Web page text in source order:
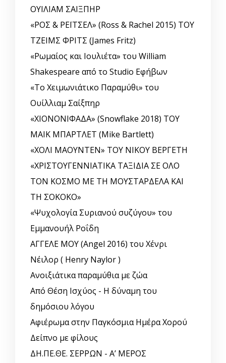
ΟΥΙΛΙΑΜ ΣΑΙΞΠΗΡ
«ΡΟΣ & ΡΕΪΤΣΕΛ» (Ross & Rachel 2015) ΤΟΥ
ΤΖΕΙΜΣ ΦΡΙΤΣ (James Fritz)
«Ρωμαίος και Ιουλιέτα» του William
Shakespeare από το Studio Εφήβων
«Το Χειμωνιάτικο Παραμύθι» του
Ουίλλιαμ Σαίξπηρ
«ΧΙΟΝΟΝΙΦΑΔΑ» (Snowflake 2018) ΤΟΥ
ΜΑΙΚ ΜΠΑΡΤΛΕΤ (Mike Bartlett)
«ΧΟΛΙ ΜΑΟΥΝΤΕΝ» ΤΟΥ ΝΙΚΟΥ ΒΕΡΓΕΤΗ
«ΧΡΙΣΤΟΥΓΕΝΝΙΑΤΙΚΑ ΤΑΞΙΔΙΑ ΣΕ ΟΛΟ
ΤΟΝ ΚΟΣΜΟ ΜΕ ΤΗ ΜΟΥΣΤΑΡΔΕΛΑ ΚΑΙ
ΤΗ ΣΟΚΟΚΟ»
«Ψυχολογία Συριανού συζύγου» του
Εμμανουήλ Ροΐδη
ΑΓΓΕΛΕ ΜΟΥ (Angel 2016) του Χένρι
Νέιλορ ( Henry Naylor )
Ανοιξιάτικα παραμύθια με ζώα
Από Θέση Ισχύος - Η δύναμη του
δημόσιου λόγου
Αφιέρωμα στην Παγκόσμια Ημέρα Χορού
Δείπνο με φίλους
ΔΗ.ΠΕ.ΘΕ. ΣΕΡΡΩΝ - Α’ ΜΕΡΟΣ